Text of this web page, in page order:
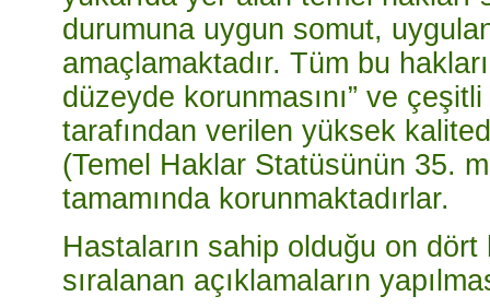
durumuna uygun somut,
amaçlamaktadır. Tüm bu
düzeyde korunmasını” ve
tarafından verilen yüksek
(Temel Haklar Statüsünün 35.
tamamında korunmaktadırlar.
Hastaların sahip olduğu on dört
sıralanan açıklamaların